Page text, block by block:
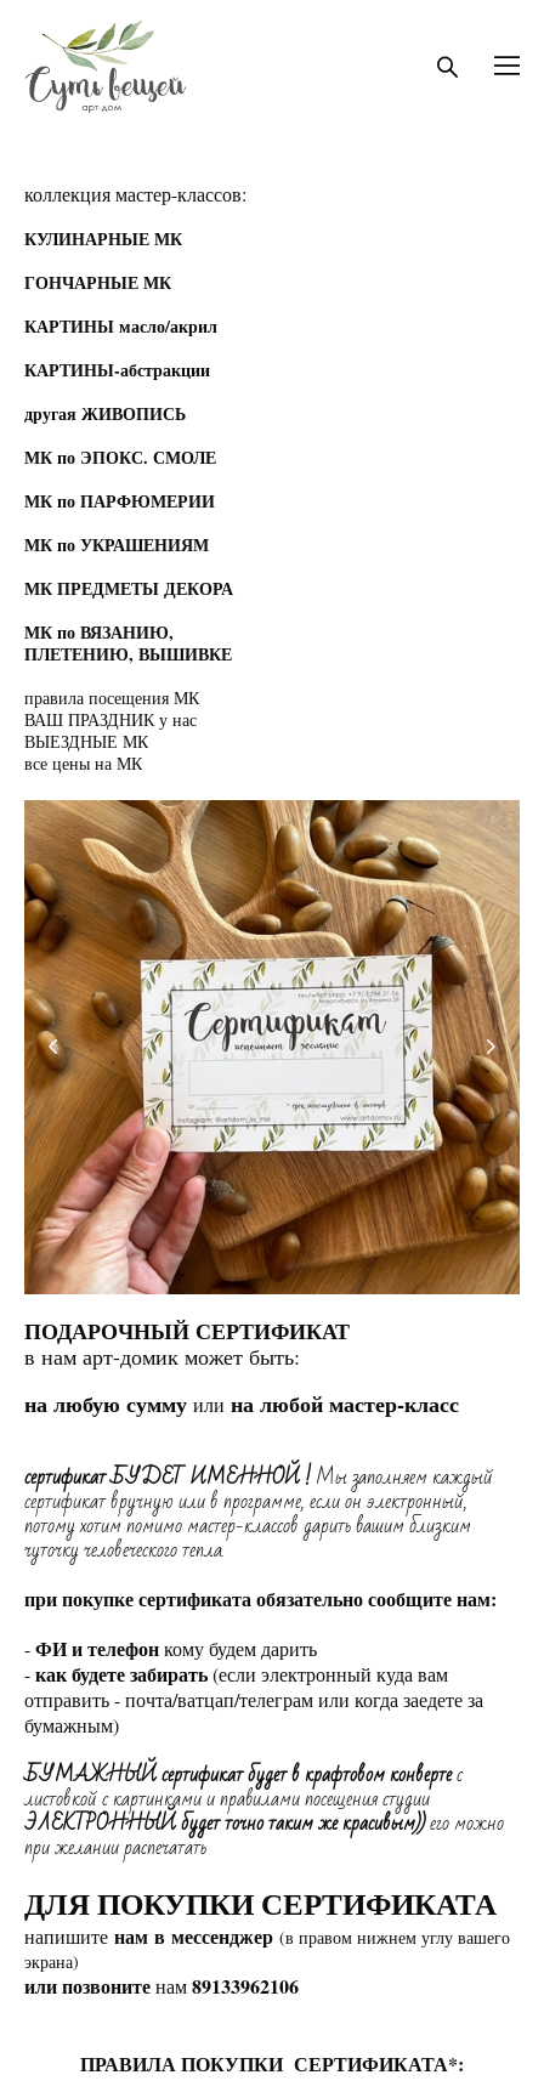
коллекция мастер-классов:
КУЛИНАРНЫЕ МК
ГОНЧАРНЫЕ МК
КАРТИНЫ масло/акрил
КАРТИНЫ-абстракции
другая ЖИВОПИСЬ
МК по ЭПОКС. СМОЛЕ
МК по ПАРФЮМЕРИИ
МК по УКРАШЕНИЯМ
МК ПРЕДМЕТЫ ДЕКОРА
МК по ВЯЗАНИЮ,
ПЛЕТЕНИЮ, ВЫШИВКЕ
правила посещения МК
ВАШ ПРАЗДНИК у нас
ВЫЕЗДНЫЕ МК
все цены на МК
ПОДАРОЧНЫЙ СЕРТИФИКАТ
в нам арт-домик может быть:
на любую сумму или на любой мастер-класс
сертификат БУДЕТ ИМЕННОЙ !Мы заполняем каждый
сертификат вручную или в программе, если он электронный,
потому хотим помимо мастер-классов дарить вашим близким
чуточку человеческого тепла.
при покупке сертификата обязательно сообщите нам:
-ФИ и телефонкому будем дарить
-как будете забирать(если электронный куда вам
отправить - почта/ватцап/телеграм или когда заедете за
бумажным)
БУМАЖНЫЙ сертификат будет в крафтовом конвертес
листовкой с картинками и правилами посещения студии
ЭЛЕКТРОННЫЙ будет точно таким же красивым))его можно
при желании распечатать
ДЛЯ ПОКУПКИ СЕРТИФИКАТА
напишите нам в мессенджер (в правом нижнем углу вашего
экрана)
или позвонитенам89133962106
ПРАВИЛА ПОКУПКИ СЕРТИФИКАТА*: